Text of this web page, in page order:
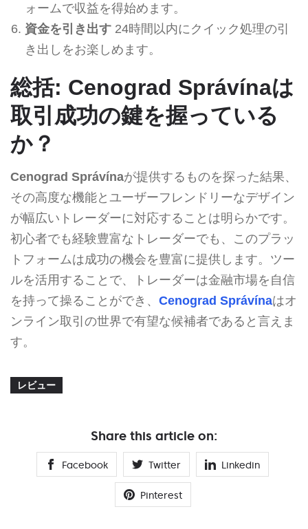
ォームで収益を得始めます。
資金を引き出す24時間以内にクイック処理の引
き出しをお楽しめます。
総括: Cenograd Správínaは
取引成功の鍵を握っている
か？
Cenograd Správínaが提供するものを探った結果、
その高度な機能とユーザーフレンドリーなデザイン
が幅広いトレーダーに対応することは明らかです。
初心者でも経験豊富なトレーダーでも、このプラッ
トフォームは成功の機会を豊富に提供します。ツー
ルを活用することで、トレーダーは金融市場を自信
を持って操ることができ、 Cenograd Správínaはオ
ンライン取引の世界で有望な候補者であると言えま
す。
レビュー
Share this article on:
Facebook Twitter Linkedin
Pinterest